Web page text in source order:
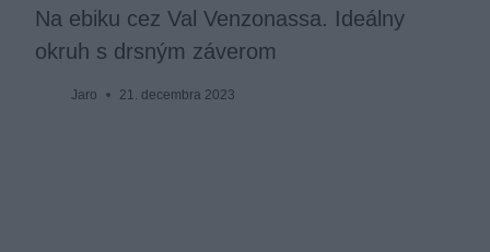
Na ebiku cez Val Venzonassa. Ideálny
okruh s drsným záverom
Jaro 21. decembra 2023